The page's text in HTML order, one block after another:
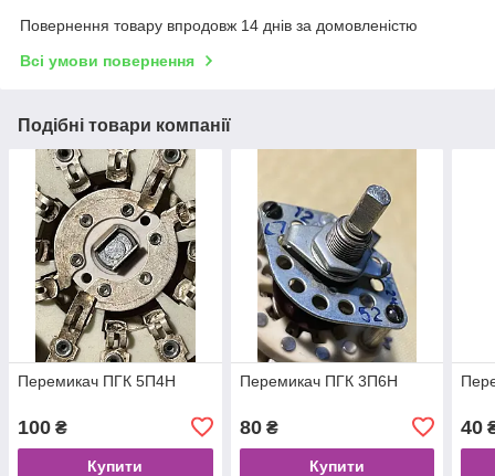
Повернення товару впродовж 14 днів за домовленістю
Всі умови повернення
Подібні товари компанії
Перемикач ПГК 5П4Н
100 ₴
Купити
Перемикач ПГК 3П6Н
80₴
Купити
40